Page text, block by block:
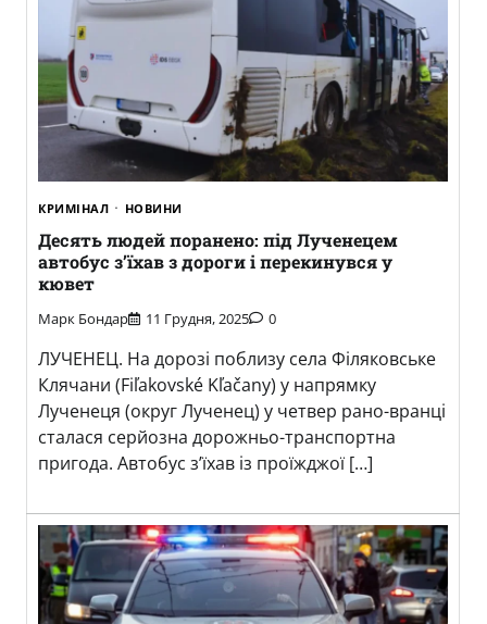
КРИМІНАЛ НОВИНИ
Десять людей поранено: під Лученецем
автобус з’їхав з дороги і перекинувся у
кювет
Марк Бондар 11 Грудня, 2025 0
ЛУЧЕНЕЦ. На дорозі поблизу села Філяковське
Клячани (Fiľakovské Kľačany) у напрямку
Лученеця (округ Лученец) у четвер рано-вранці
сталася серйозна дорожньо-транспортна
пригода. Автобус з’їхав із проїжджої […]